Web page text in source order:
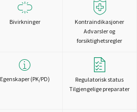
Bivirkninger
Kontraindikasjoner
Advarsler og
forsiktighetsregler
Egenskaper (PK/PD)
Regulatorisk status
Tilgjengelige preparater